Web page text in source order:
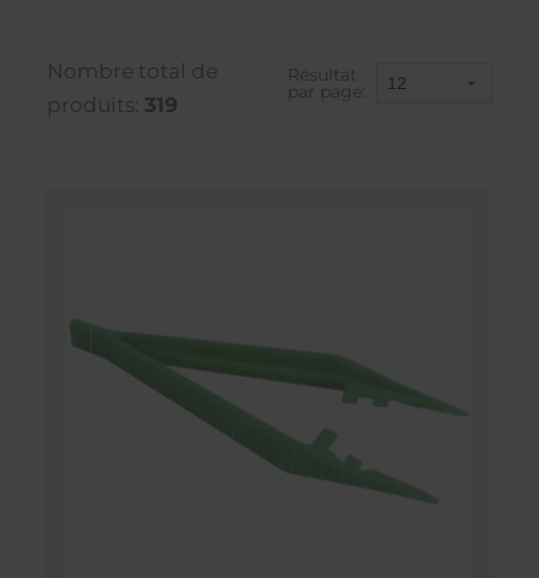
Nombre total de
produits: 319
Résultat
par page: